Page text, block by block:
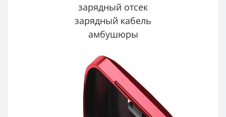
зарядный отсек
зарядный кабель
амбушюры